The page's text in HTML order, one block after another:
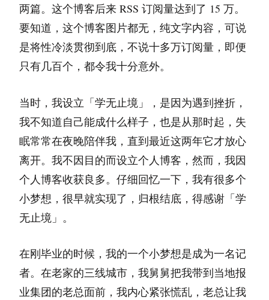
两篇。这个博客后来 RSS 订阅量达到了 15 万。
要知道，这个博客图片都无，纯文字内容，可说
是将性冷淡贯彻到底，不说十多万订阅量，即便
只有几百个，都令我十分意外。
当时，我设立「学无止境」，是因为遇到挫折，
我不知道自己能成什么样子，也是从那时起，失
眠常常在夜晚陪伴我，直到最近这两年它才放心
离开。我不因目的而设立个人博客，然而，我因
个人博客收获良多。仔细回忆一下，我有很多个
小梦想，很早就实现了，归根结底，得感谢「学
无止境」。
在刚毕业的时候，我的一个小梦想是成为一名记
者。在老家的三线城市，我舅舅把我带到当地报
业集团的老总面前，我内心紧张慌乱，老总让我